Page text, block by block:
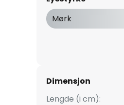
Mørk
Dimensjon
Lengde (i cm):